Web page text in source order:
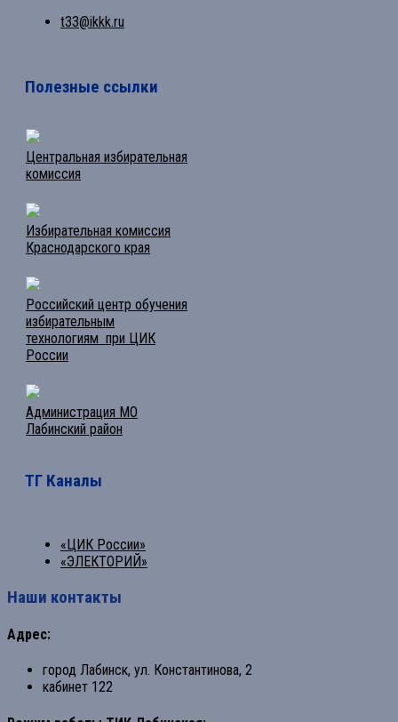
t33@ikkk.ru
Полезные ссылки
Центральная избирательная
комиссия
Избирательная комиссия
Краснодарского края
Российский центр обучения
избирательным
технологиям при ЦИК
России
Администрация МО
Лабинский район
ТГ Каналы
«ЦИК России»
«ЭЛЕКТОРИЙ»
Наши контакты
Адрес:
город Лабинск, ул. Константинова, 2
кабинет 122